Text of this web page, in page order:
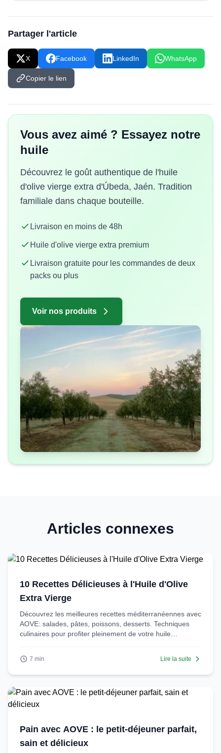
Partager l'article
X Facebook LinkedIn WhatsApp
Copier le lien
Vous avez aimé ? Essayez notre
huile
Découvrez le goût authentique de l'huile
d'olive vierge extra d'Úbeda, Jaén. Tradition
familiale dans chaque bouteille.
Livraison en moins de 48h
Huile d'olive vierge extra premium
Livraison gratuite pour les commandes de deux
packs ou plus
Voir nos produits
Articles connexes
10 Recettes Délicieuses à l'Huile d'Olive
Extra Vierge
Découvrez les meilleures recettes méditerranéennes avec
AOVE: salades, pâtes, poissons, desserts. Techniques
culinaires pour profiter pleinement de votre huile
7 min Lire la suite
Pain avec AOVE : le petit-déjeuner parfait,
sain et délicieux